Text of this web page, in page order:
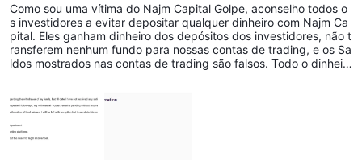
Como sou uma vítima do Najm Capital Golpe, aconselho todos o
s investidores a evitar depositar qualquer dinheiro com Najm Ca
pital. Eles ganham dinheiro dos depósitos dos investidores, não t
ransferem nenhum fundo para nossas contas de trading, e os Sa
ldos mostrados nas contas de trading são falsos. Todo o dinheir
o que depositamos vai diretamente para Najm Capital, e eles ap
os em uma plataforma falsa. Fazem-nos pensar que estamos pe
rdendo em negociações reais, mas não é real. Mesmo se você g
anhar um lucro, eles não transferirão um único Dirham, pois não